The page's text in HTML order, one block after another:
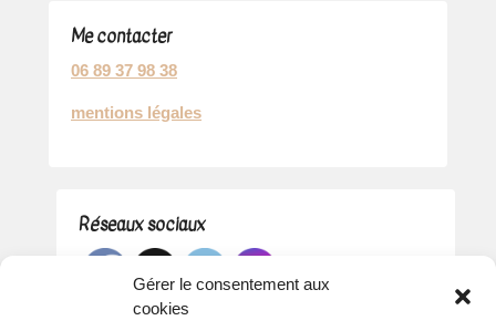
Gérer le consentement aux
cookies
Me contacter
06 89 37 98 38
mentions légales
Réseaux sociaux